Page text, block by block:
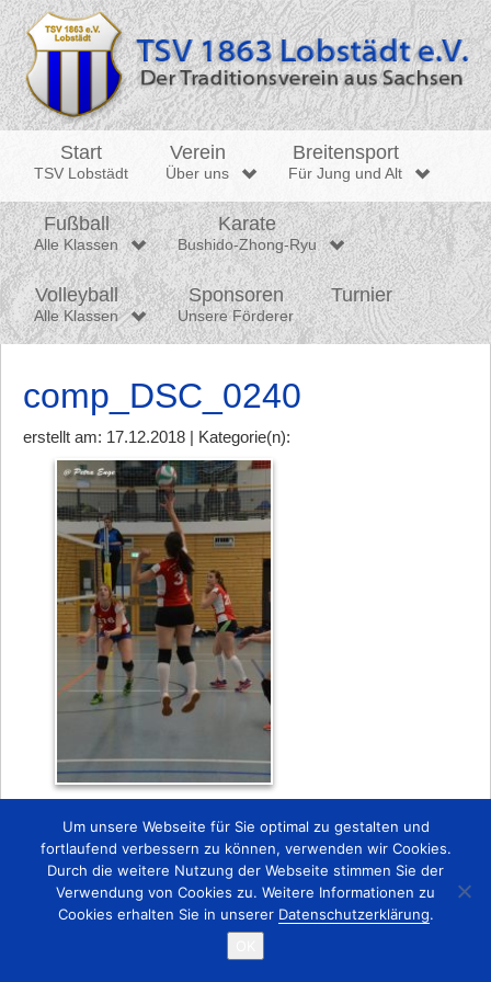
Start
TSV Lobstädt
Verein
Über uns
Breitensport
Für Jung und Alt
Fußball
Alle Klassen
Karate
Bushido-Zhong-Ryu
Volleyball
Alle Klassen
Sponsoren
Unsere Förderer
Turnier
comp_DSC_0240
erstellt am: 17.12.2018 | Kategorie(n):
Zurück
Startseite Kontakt Impressum
Copyright © 2015 TSV 1863 Lobstädt e.V.
Um unsere Webseite für Sie optimal zu gestalten und
fortlaufend verbessern zu können, verwenden wir Cookies.
Durch die weitere Nutzung der Webseite stimmen Sie der
Verwendung von Cookies zu. Weitere Informationen zu
Cookies erhalten Sie in unserer Datenschutzerklärung.